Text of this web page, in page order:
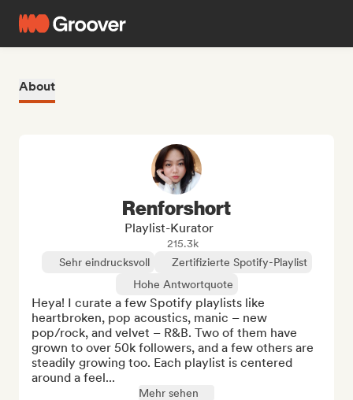
About
Renforshort
Playlist-Kurator
215.3k
Sehr eindrucksvoll
Zertifizierte Spotify-Playlist
Hohe Antwortquote
Heya! I curate a few Spotify playlists like
heartbroken, pop acoustics, manic – new
pop/rock, and velvet – R&B. Two of them have
grown to over 50k followers, and a few others are
steadily growing too. Each playlist is centered
around a feel...
Mehr sehen